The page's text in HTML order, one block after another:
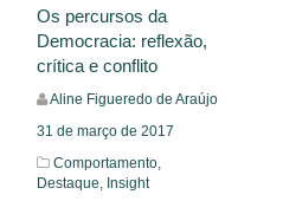
Os percursos da
Democracia: reflexão,
crítica e conflito
Aline Figueredo de Araújo
31 de março de 2017
Comportamento,
Destaque, Insight